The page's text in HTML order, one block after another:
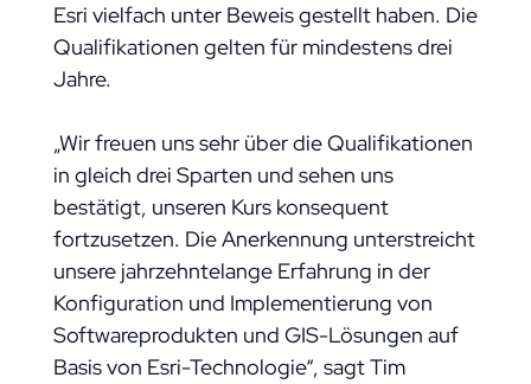
Esri vielfach unter Beweis gestellt haben. Die
Qualifikationen gelten für mindestens drei
Jahre.
„Wir freuen uns sehr über die Qualifikationen
in gleich drei Sparten und sehen uns
bestätigt, unseren Kurs konsequent
fortzusetzen. Die Anerkennung unterstreicht
unsere jahrzehntelange Erfahrung in der
Konfiguration und Implementierung von
Softwareprodukten und GIS-Lösungen auf
Basis von Esri-Technologie“, sagt Tim